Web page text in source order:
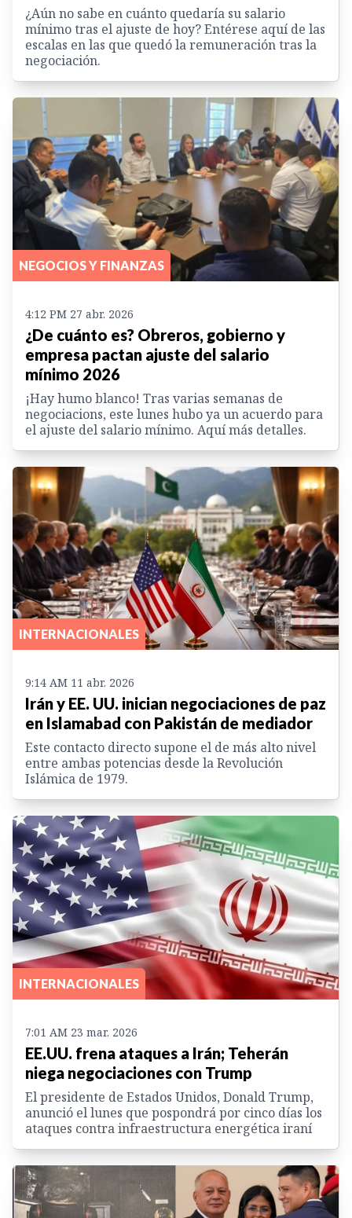
¿Aún no sabe en cuánto quedaría su salario
mínimo tras el ajuste de hoy? Entérese aquí de las
escalas en las que quedó la remuneración tras la
negociación.
NEGOCIOS Y FINANZAS
4:12 PM 27 abr. 2026
¿De cuánto es? Obreros, gobierno y
empresa pactan ajuste del salario
mínimo 2026
¡Hay humo blanco! Tras varias semanas de
negociacions, este lunes hubo ya un acuerdo para
el ajuste del salario mínimo. Aquí más detalles.
INTERNACIONALES
9:14 AM 11 abr. 2026
Irán y EE. UU. inician negociaciones de paz
en Islamabad con Pakistán de mediador
Este contacto directo supone el de más alto nivel
entre ambas potencias desde la Revolución
Islámica de 1979.
INTERNACIONALES
7:01 AM 23 mar. 2026
EE.UU. frena ataques a Irán; Teherán
niega negociaciones con Trump
El presidente de Estados Unidos, Donald Trump,
anunció el lunes que pospondrá por cinco días los
ataques contra infraestructura energética iraní